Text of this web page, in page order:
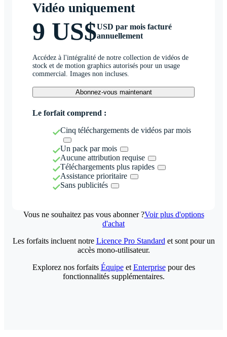
Vidéo uniquement
9 US$USD par mois facturé
annuellement
Accédez à l'intégralité de notre collection de vidéos de
stock et de motion graphics autorisés pour un usage
commercial. Images non incluses.
Abonnez-vous maintenant
Le forfait comprend :
Cinq téléchargements de vidéos par mois
Un pack par mois
Aucune attribution requise
Téléchargements plus rapides
Assistance prioritaire
Sans publicités
Vous ne souhaitez pas vous abonner ?Voir plus d'options
d'achat
Les forfaits incluent notre Licence Pro Standard et sont pour un
accès mono-utilisateur.
Explorez nos forfaits Équipeet Enterprisepour des
fonctionnalités supplémentaires.